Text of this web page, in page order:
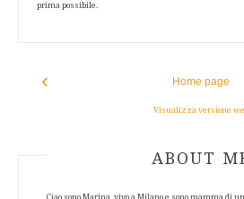
prima possibile.
‹ Home page
Visualizza versione
ABOUT
ABOUT
Ciao sono Marina, vivo a Milano e sono mamma di